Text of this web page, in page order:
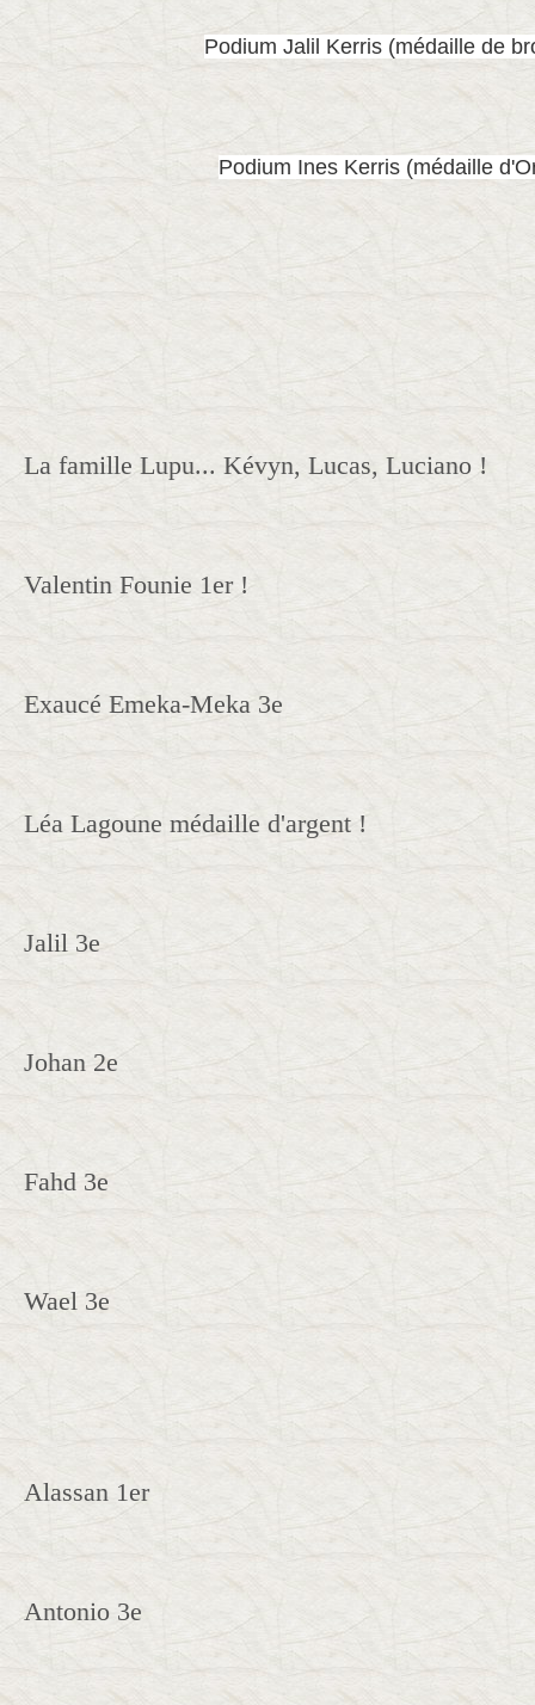
Podium Jalil Kerris (médaille de
Podium Ines Kerris (médaille
La famille Lupu... Kévyn, Lucas, Luciano !
Valentin Founie 1er !
Exaucé Emeka-Meka 3e
Léa Lagoune médaille d'argent !
Jalil 3e
Johan 2e
Fahd 3e
Wael 3e
Alassan 1er
Antonio 3e